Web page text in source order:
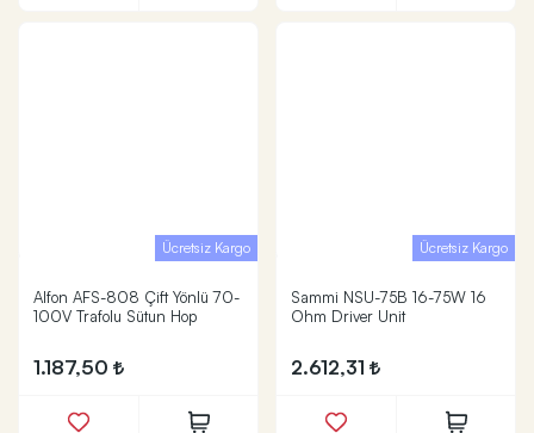
Ücretsiz Kargo
Alfon AFS-808 Çift Yönlü 70-
100V Trafolu Sütun Hop
1.187,50
Ücretsiz Kargo
Sammi NSU-75B 16-75W 16
Ohm Driver Unit
2.612,31